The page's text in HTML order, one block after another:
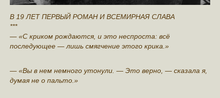
В 19 ЛЕТ ПЕРВЫЙ РОМАН И ВСЕМИРНАЯ СЛАВА
***
— «С криком рождаются, и это неспроста: всё
последующее — лишь смягчение этого крика.»
— «Вы в нем немного утонули. — Это верно, — сказала я,
думая не о пальто.»